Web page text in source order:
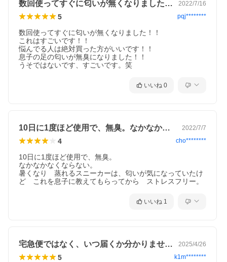
ボトル ボトルタイプ
数回使ってすぐに匂いが無くなりました！… 2022/7/16
5 pqj********
数回使ってすぐに匂いが無くなりました！！
これはすごいです！！
悩んでる人は絶対買った方がいいです！！
息子の足の匂いが無臭になりました！！
うそではないです、すごいです。笑
いいね 0
10日に1度ほど使用で、無臭。なかなか… 2022/7/7
4 cho********
10日に1度ほど使用で、無臭。
なかなかなくならない。
暑くなり　蒸れるスニーカーは、匂いが気になっていたけ
ど　これを息子に教えてもらってから　ストレスフリー。
いいね 1
宅急便ではなく、いつ届くか分かりません… 2025/4/26
5 k1m********